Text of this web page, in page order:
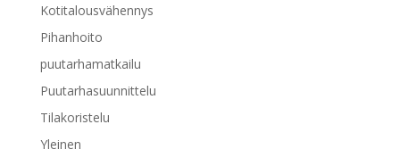
Kotitalousvähennys
Pihanhoito
puutarhamatkailu
Puutarhasuunnittelu
Tilakoristelu
Yleinen